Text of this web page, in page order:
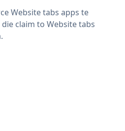
Website tabs apps te
claim to Website tabs